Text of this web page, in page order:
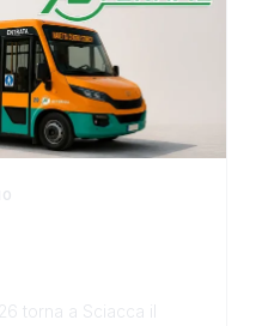
torna a Sciacca il